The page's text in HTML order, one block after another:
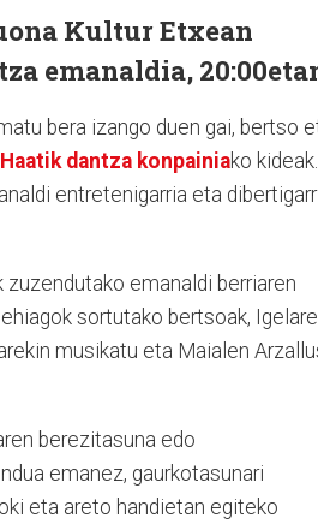
Kultur Etxean
emanaldia,
bera izango duen gai, bertso
Haatik dantza konpainiako kideak.
entretenigarria eta
emanaldi berriaren
sortutako bertsoak,
musikatu eta Maialen
berezitasuna edo
emanez, gaurkotasunari
eta areto handietan egiteko